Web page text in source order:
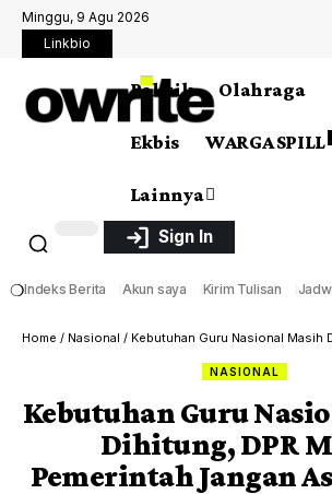
Minggu, 9 Agu 2026
Linkbio
Politik Olahraga
Ekbis WARGA SPILL
Lainnya
Sign In
❍Indeks Berita Akun saya Kirim Tulisan
Home / Nasional / Kebutuhan Guru Nasional Masih Dihitung, DPR
NASIONAL
Kebutuhan Guru
Dihitung, DPR
Pemerintah Jangan